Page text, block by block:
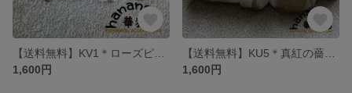
1,600円
1,600円